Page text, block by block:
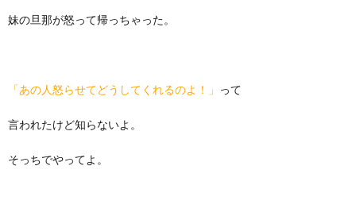
妹の旦那が怒って帰っちゃった。
「あの人怒らせてどうしてくれるのよ！」 って
言われたけど知らないよ。
そっちでやってよ。